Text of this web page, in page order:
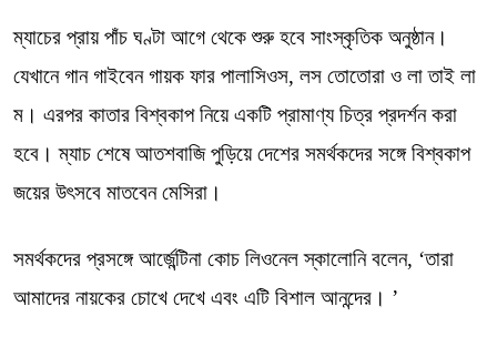
ম্যাচের প্রায় পাঁচ ঘণ্টা আগে থেকে শুরু হবে সাংস্কৃতিক অনুষ্ঠান।
যেখানে গান গাইবেন গায়ক ফার পালাসিওস, লস তোতোরা ও লা তাই লা
ম। এরপর কাতার বিশ্বকাপ নিয়ে একটি প্রামাণ্য চিত্র প্রদর্শন করা
হবে। ম্যাচ শেষে আতশবাজি পুড়িয়ে দেশের সমর্থকদের সঙ্গে বিশ্বকাপ
জয়ের উৎসবে মাতবেন মেসিরা।
সমর্থকদের প্রসঙ্গে আর্জেন্টিনা কোচ লিওনেল স্কালোনি বলেন, ‘তারা
আমাদের নায়কের চোখে দেখে এবং এটি বিশাল আনন্দের। ’